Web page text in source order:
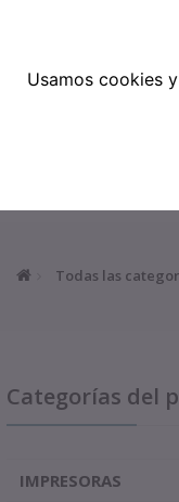
Usamos cookies
Todas las
Categorías del
IMPRESORAS